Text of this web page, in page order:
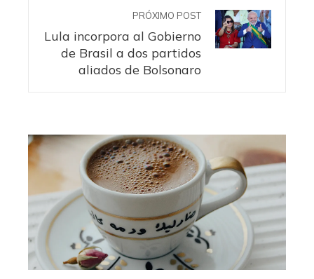
PRÓXIMO POST
Lula incorpora al Gobierno
de Brasil a dos partidos
aliados de Bolsonaro